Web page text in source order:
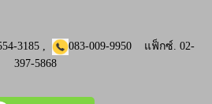
3185 , 083-009-9950 แฟ็กซ์. 02-
397-5868